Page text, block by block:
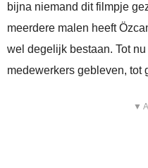
bijna niemand dit filmpje
meerdere malen heeft
wel degelijk bestaan. Tot
medewerkers gebleven, tot
▼